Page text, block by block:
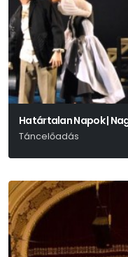
Határtalan Napok |
Táncelőadás